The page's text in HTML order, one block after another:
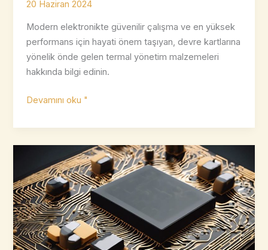
20 Haziran 2024
Modern elektronikte güvenilir çalışma ve en yüksek
performans için hayati önem taşıyan, devre kartlarına
yönelik önde gelen termal yönetim malzemeleri
hakkında bilgi edinin.
Devre
için
En
Termal
Yönetim
Malzemeleri
Devamını oku "